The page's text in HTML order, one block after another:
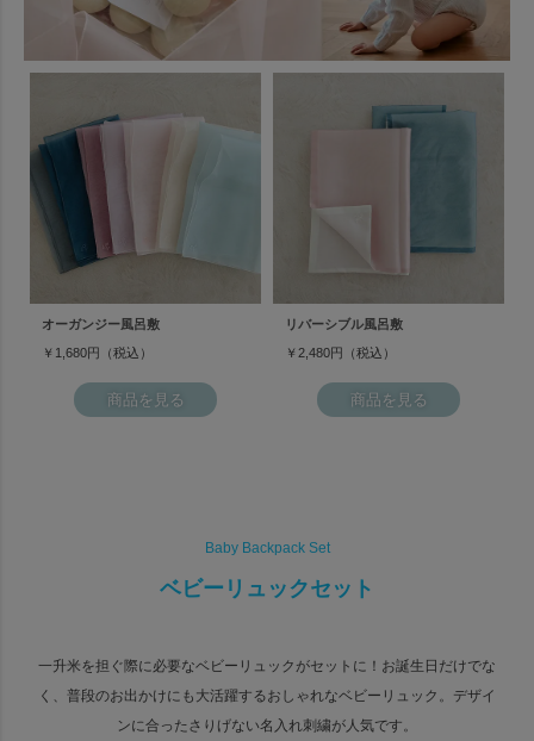
オーガンジー風呂敷
￥1,680円（税込）
商品を見る
リバーシブル風呂敷
￥2,480円（税込）
商品を見る
Baby Backpack Set
ベビーリュックセット
一升米を担ぐ際に必要なベビーリュックがセットに！ お誕生日だけでな
く、普段のお出かけにも大活躍するおしゃれなベビーリュック。 デザイ
ンに合ったさりげない名入れ刺繍が人気です。